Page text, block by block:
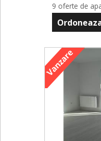
9 oferte de